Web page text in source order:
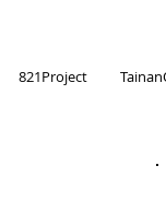
821Project